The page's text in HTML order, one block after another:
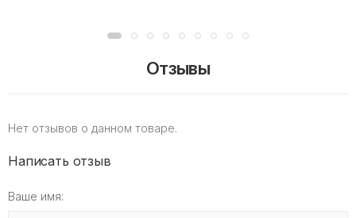
Отзывы
Нет отзывов о данном товаре.
Написать отзыв
Ваше имя: